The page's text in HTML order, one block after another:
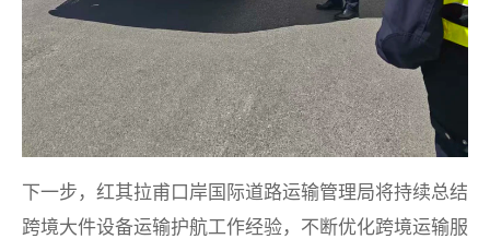
下一步，红其拉甫口岸国际道路运输管理局将持续总结
跨境大件设备运输护航工作经验，不断优化跨境运输服